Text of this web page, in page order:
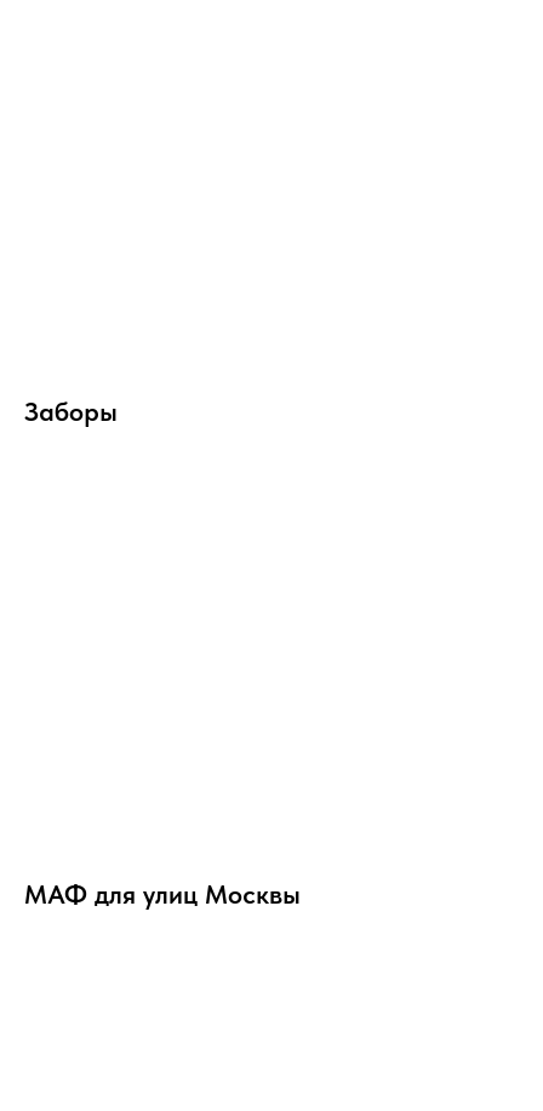
Заборы
МАФ для улиц Москвы